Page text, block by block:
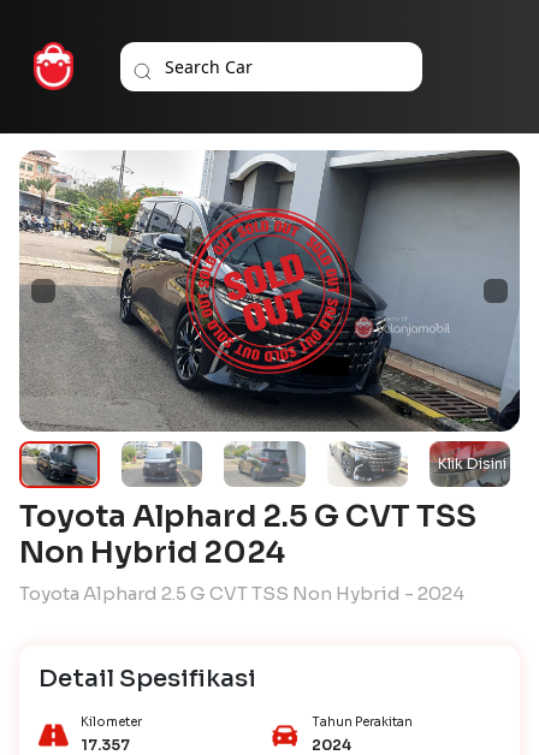
Toyota Alphard 2.5 G CVT TSS
Non Hybrid 2024
Toyota Alphard 2.5 G CVT TSS Non Hybrid - 2024
Detail Spesifikasi
Kilometer
17.357
Tahun Perakitan
2024